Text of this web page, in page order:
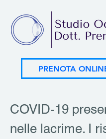
PRENOTA
COVID-19
nelle lacrime. I